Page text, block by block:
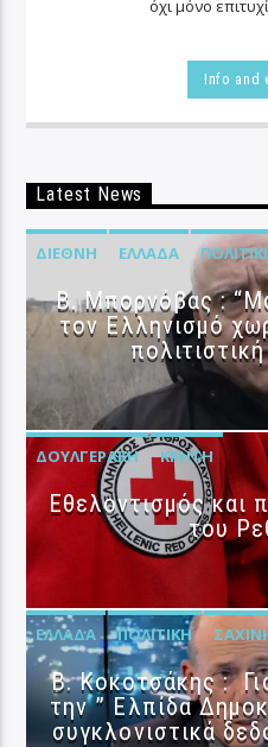
όχι μόνο
Info and
Latest News
ΔΙΕΘΝΉ ΕΛΛΆΔΑ
B. Μπορνόβας :
τον Ελληνισμό
ΔΟΥΛΓΕΡΆΚΗ ΚΡΉΤΗ
Εθελοντισμός
του
ΕΛΛΆΔΑ ΠΟΛΙΤΙΚΉ
Β. Κοκοτσάκης :
την ” Ελπίδα
συγκλονιστικά